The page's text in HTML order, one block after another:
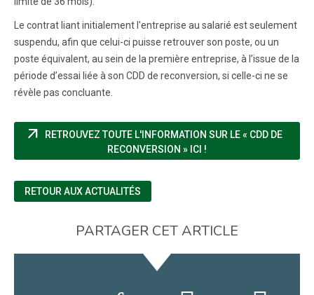
Le contrat liant initialement l'entreprise au salarié est seulement
suspendu, afin que celui-ci puisse retrouver son poste, ou un
poste équivalent, au sein de la première entreprise, à l’issue de la
période d’essai liée à son CDD de reconversion, si celle-ci ne se
révèle pas concluante.
arrow_outward
RETROUVEZ TOUTE L'INFORMATION SUR LE « CDD DE
RECONVERSION » ICI !
RETOUR AUX ACTUALITÉS
PARTAGER CET ARTICLE